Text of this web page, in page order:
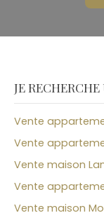
JE RECHERCHE
Vente
Vente
Vente maison
Vente
Vente maison